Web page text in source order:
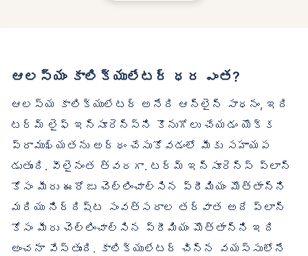
ఆలస్యం కాలిక్యులేటర్ ధర ఎంత?
ఆలస్య కాలిక్యులేటర్ అనేది ఆన్‌లైన్ సాధనం, ఇది
టర్మ్ లైఫ్ ఇన్సూరెన్స్‌ని కొనుగోలు చేయడం యొక్క
ప్రాముఖ్యతను అర్థం చేసుకోవడంలో మీకు సహాయప
డుతుంది. వీలైనంత త్వరగా. టర్మ్ ఇన్సూరెన్స్ ప్లాన్
కోసం మీరు ఈరోజు చెల్లించాల్సిన ప్రీమియం మొత్తాన్ని
మరియు నిర్దిష్ట సంవత్సరాల తర్వాత అదే ప్లాన్
కోసం మీరు చెల్లించాల్సిన ప్రీమియం మొత్తాన్ని ఇది
అంచనా వేస్తుంది. కాలిక్యులేటర్ చిన్న వయస్సులోనే